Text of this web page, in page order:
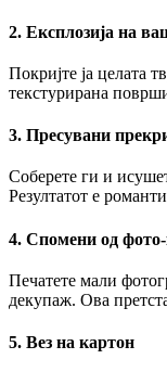
2. Експлозија на
Покријте ја целата
текстурирана
3. Пресувани
Соберете ги и
Резултатот е
4. Спомени од
Печатете мали
декупаж. Ова
5. Вез на картон